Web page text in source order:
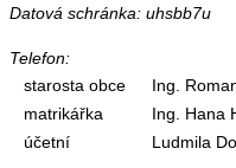
Datová schránka: uhsbb7u
Telefon:
starosta obce
Ing.
matrikářka
Ing. Hana
účetní
Ludmila